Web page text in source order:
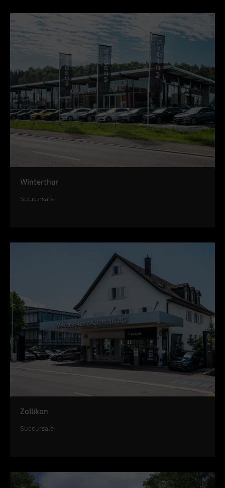
Winterthur
Succursale
Zollikon
Succursale